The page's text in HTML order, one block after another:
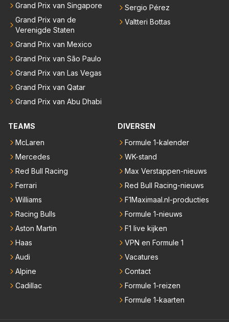
Grand Prix van Singapore
Grand Prix van de
Verenigde Staten
Grand Prix van Mexico
Grand Prix van São Paulo
Grand Prix van Las Vegas
Grand Prix van Qatar
Grand Prix van Abu Dhabi
Sergio Pérez
Valtteri Bottas
TEAMS
McLaren
Mercedes
Red Bull Racing
Ferrari
Williams
Racing Bulls
Aston Martin
Haas
Audi
Alpine
Cadillac
DIVERSEN
Formule 1-kalender
WK-stand
Max Verstappen-nieuws
Red Bull Racing-nieuws
F1Maximaal.nl-producties
Formule 1-nieuws
F1 live kijken
VPN en Formule 1
Vacatures
Contact
Formule 1-reizen
Formule 1-kaarten